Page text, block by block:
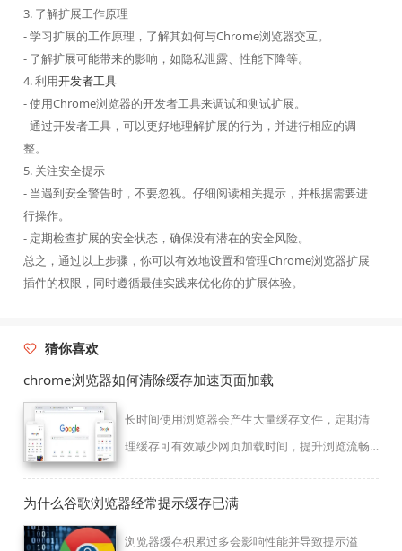
3. 了解扩展工作原理
- 学习扩展的工作原理，了解其如何与Chrome浏览器交互。
- 了解扩展可能带来的影响，如隐私泄露、性能下降等。
4. 利用开发者工具
- 使用Chrome浏览器的开发者工具来调试和测试扩展。
- 通过开发者工具，可以更好地理解扩展的行为，并进行相应的调
整。
5. 关注安全提示
- 当遇到安全警告时，不要忽视。仔细阅读相关提示，并根据需要进
行操作。
- 定期检查扩展的安全状态，确保没有潜在的安全风险。
总之，通过以上步骤，你可以有效地设置和管理Chrome浏览器扩展
插件的权限，同时遵循最佳实践来优化你的扩展体验。
猜你喜欢
chrome浏览器如何清除缓存加速页面加载
长时间使用浏览器会产生大量缓存文件，定期清
理缓存可有效减少网页加载时间，提升浏览流畅
为什么谷歌浏览器经常提示缓存已满
浏览器缓存积累过多会影响性能并导致提示溢